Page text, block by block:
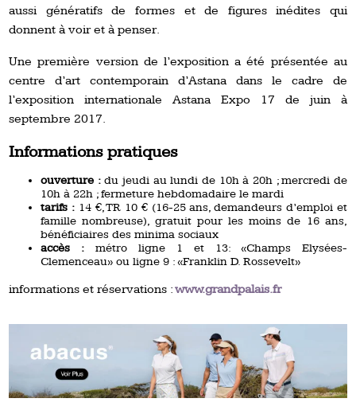
aussi génératifs de formes et de figures inédites qui
donnent à voir et à penser.
Une première version de l’exposition a été présentée au
centre d’art contemporain d’Astana dans le cadre de
l’exposition internationale Astana Expo 17 de juin à
septembre 2017.
Informations pratiques
ouverture :du jeudi au lundi de 10h à 20h ; mercredi de
10h à 22h ; fermeture hebdomadaire le mardi
tarifs :14 €, TR 10 € (16-25 ans, demandeurs d’emploi et
famille nombreuse), gratuit pour les moins de 16 ans,
bénéficiaires des minima sociaux
accès : métro ligne 1 et 13: «Champs Elysées-
Clemenceau» ou ligne 9 : «Franklin D. Rossevelt»
informations et réservations :www.grandpalais.fr